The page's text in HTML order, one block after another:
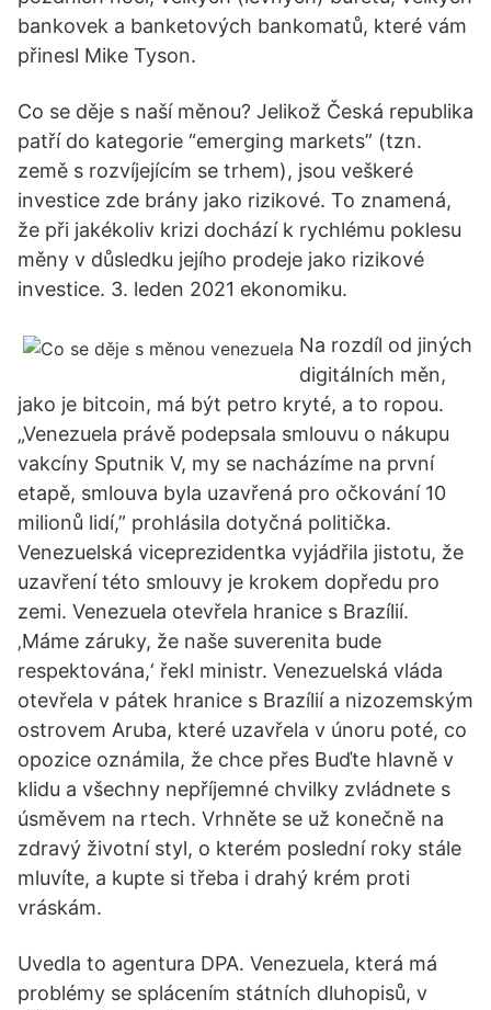
bankovek a banketových bankomatů, které vám
přinesl Mike Tyson.
Co se děje s naší měnou? Jelikož Česká republika
patří do kategorie “emerging markets” (tzn.
země s rozvíjejícím se trhem), jsou veškeré
investice zde brány jako rizikové. To znamená,
že při jakékoliv krizi dochází k rychlému poklesu
měny v důsledku jejího prodeje jako rizikové
investice. 3. leden 2021 ekonomiku.
Na rozdíl od jiných
digitálních měn,
jako je bitcoin, má být petro kryté, a to ropou.
„Venezuela právě podepsala smlouvu o nákupu
vakcíny Sputnik V, my se nacházíme na první
etapě, smlouva byla uzavřená pro očkování 10
milionů lidí,” prohlásila dotyčná politička.
Venezuelská viceprezidentka vyjádřila jistotu, že
uzavření této smlouvy je krokem dopředu pro
zemi. Venezuela otevřela hranice s Brazílií.
‚Máme záruky, že naše suverenita bude
respektována,‘ řekl ministr. Venezuelská vláda
otevřela v pátek hranice s Brazílií a nizozemským
ostrovem Aruba, které uzavřela v únoru poté, co
opozice oznámila, že chce přes Buďte hlavně v
klidu a všechny nepříjemné chvilky zvládnete s
úsměvem na rtech. Vrhněte se už konečně na
zdravý životní styl, o kterém poslední roky stále
mluvíte, a kupte si třeba i drahý krém proti
vráskám.
Uvedla to agentura DPA. Venezuela, která má
problémy se splácením státních dluhopisů, v